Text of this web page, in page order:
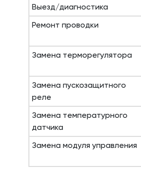
Выезд/диагностика
Ремонт проводки
Замена терморегулятора
Замена пускозащитного
реле
Замена температурного
датчика
Замена модуля управления